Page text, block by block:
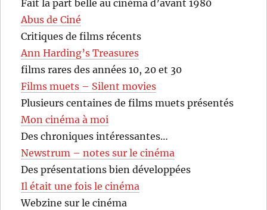
Fait la part belle au cinéma d’avant 1980
Abus de Ciné
Critiques de films récents
Ann Harding’s Treasures
films rares des années 10, 20 et 30
Films muets – Silent movies
Plusieurs centaines de films muets présentés
Mon cinéma à moi
Des chroniques intéressantes…
Newstrum – notes sur le cinéma
Des présentations bien développées
Il était une fois le cinéma
Webzine sur le cinéma